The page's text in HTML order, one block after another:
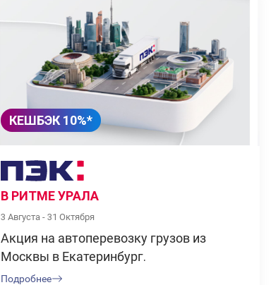
КЕШБЭК 10%*
В РИТМЕ УРАЛА
3 Августа - 31 Октября
Акция на автоперевозку грузов из
Москвы в Екатеринбург.
Подробнее